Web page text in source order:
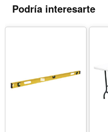
Conecta dos altavoces
mediante JBL Auracast
Podría interesarte